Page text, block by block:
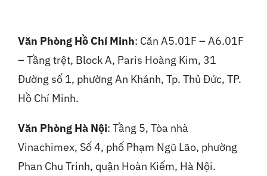
Văn Phòng Hồ Chí Minh: Căn A5.01F – A6.01F
– Tầng trệt, Block A, Paris Hoàng Kim, 31
Đường số 1, phường An Khánh, Tp. Thủ Đức, TP.
Hồ Chí Minh.
Văn Phòng Hà Nội: Tầng 5, Tòa nhà
Vinachimex, Số 4, phố Phạm Ngũ Lão, phường
Phan Chu Trinh, quận Hoàn Kiếm, Hà Nội.